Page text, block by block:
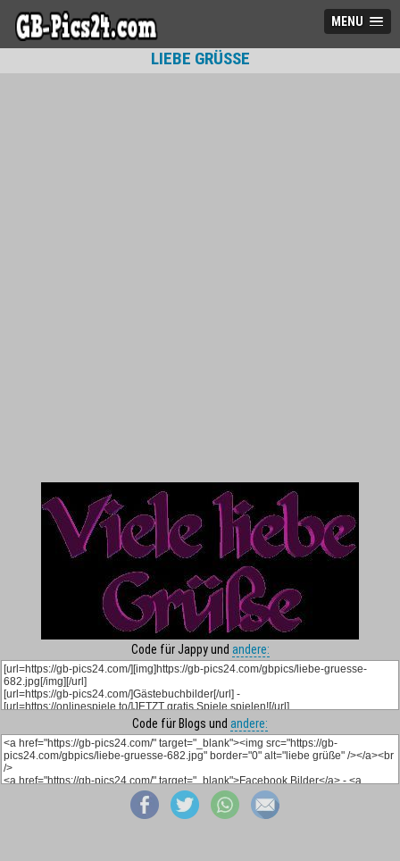
MENU
LIEBE GRÜSSE
Code für Jappy und andere:
Code für Blogs und andere: